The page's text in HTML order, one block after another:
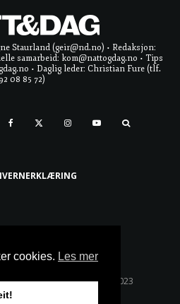
Staurland (geir@nd.no) • Redaksjon:
samarbeid: kom@nattogdag.no • Tips
• Daglig leder: Christian Fure (tlf.
92 08 85 72)
• Copyright © Natt & Dag 2023
cookies. Les mer